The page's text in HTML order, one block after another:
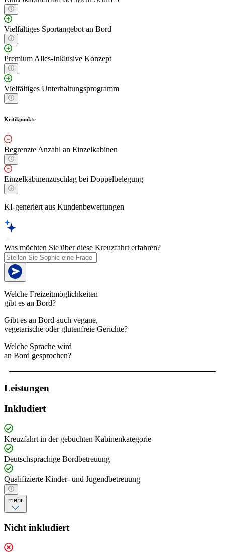
Vielfältiges Sportangebot an Bord
Premium Alles-Inklusive Konzept
Vielfältiges Unterhaltungsprogramm
Kritikpunkte
Begrenzte Anzahl an Einzelkabinen
Einzelkabinenzuschlag bei Doppelbelegung
KI-generiert aus Kundenbewertungen
Was möchten Sie über diese Kreuzfahrt erfahren?
Welche Freizeitmöglichkeiten
gibt es an Bord?
Gibt es an Bord auch vegane,
vegetarische oder glutenfreie Gerichte?
Welche Sprache wird
an Bord gesprochen?
Leistungen
Inkludiert
Kreuzfahrt in der gebuchten Kabinenkategorie
Deutschsprachige Bordbetreuung
Qualifizierte Kinder- und Jugendbetreuung
mehr
Nicht inkludiert